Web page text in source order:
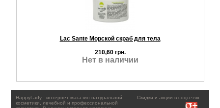
Lac Sante Морской скраб для тела
210,60 грн.
Нет в наличии
Скидки и акции в соцсетях
HappyLady - интернет магазин натуральной
косметики, лечебной и профессиональной